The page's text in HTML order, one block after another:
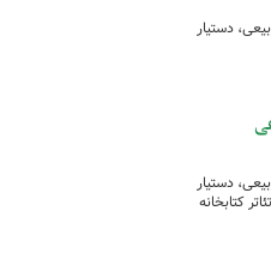
دستیار
دستیار
شنبه ۲۴ آبان ماه ۱۴۰۴ در سالن آمفی‌تئاتر کتابخانه